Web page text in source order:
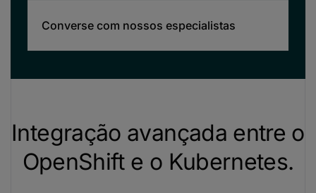
Converse com nossos especialistas
Integração avançada entre o
OpenShift e o Kubernetes.